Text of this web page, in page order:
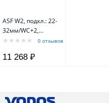
ASF W2, подкл.: 22-
32мм/WC+2,
600W,Tmax=70C0 отзывов
11 268 ₽